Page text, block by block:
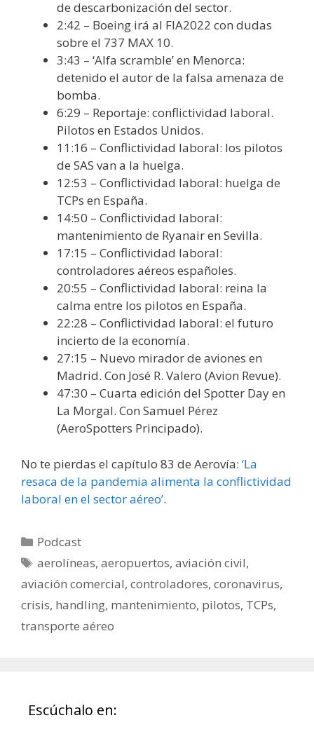
de descarbonización del sector.
2:42 – Boeing irá al FIA2022 con dudas
sobre el 737 MAX 10.
3:43 – ‘Alfa scramble’ en Menorca:
detenido el autor de la falsa amenaza de
bomba.
6:29 – Reportaje: conflictividad laboral.
Pilotos en Estados Unidos.
11:16 – Conflictividad laboral: los pilotos
de SAS van a la huelga.
12:53 – Conflictividad laboral: huelga de
TCPs en España.
14:50 – Conflictividad laboral:
mantenimiento de Ryanair en Sevilla.
17:15 – Conflictividad laboral:
controladores aéreos españoles.
20:55 – Conflictividad laboral: reina la
calma entre los pilotos en España.
22:28 – Conflictividad laboral: el futuro
incierto de la economía.
27:15 – Nuevo mirador de aviones en
Madrid. Con José R. Valero (Avion Revue).
47:30 – Cuarta edición del Spotter Day en
La Morgal. Con Samuel Pérez
(AeroSpotters Principado).
No te pierdas el capítulo 83 de Aerovía: ‘La
resaca de la pandemia alimenta la conflictividad
laboral en el sector aéreo’.
Categorías
Podcast
Etiquetas
aerolíneas,aeropuertos,aviación civil,
aviación comercial, controladores, coronavirus,
crisis, handling, mantenimiento, pilotos, TCPs,
transporte aéreo
Escúchalo en: